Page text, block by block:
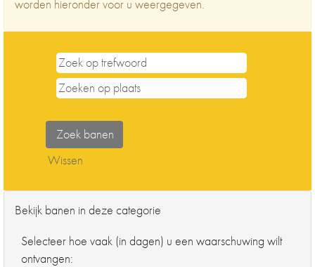
worden hieronder voor u weergegeven.
Wissen
Bekijk banen in deze categorie
Selecteer hoe vaak (in dagen) u een waarschuwing wilt
ontvangen: